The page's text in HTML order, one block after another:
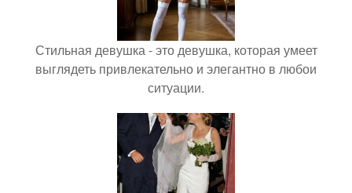
Стильная девушка - это девушка, которая умеет
выглядеть привлекательно и элегантно в любои
ситуации.